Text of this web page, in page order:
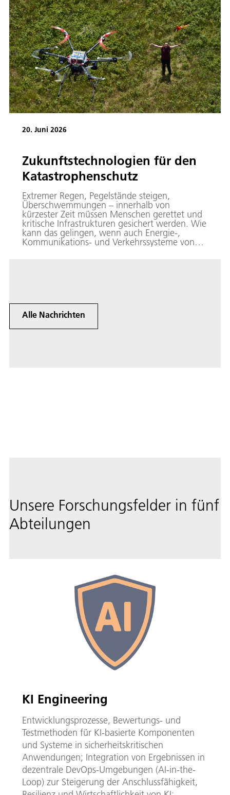
20. Juni 2026
Zukunftstechnologien für den
Katastrophenschutz
Extremer Regen, Pegelstände steigen,
Überschwemmungen – innerhalb von
kürzester Zeit müssen Menschen gerettet und
kritische Infrastrukturen gesichert werden. Wie
kann das gelingen, wenn auch Energie-,
Kommunikations- und Verkehrssysteme von
Alle Nachrichten
Unsere Forschungsfelder in fünf
Abteilungen
KI Engineering
Entwicklungsprozesse, Bewertungs- und
Testmethoden für KI-basierte Komponenten
und Systeme in sicherheitskritischen
Anwendungen; Integration von Ergebnissen in
dezentrale DevOps-Umgebungen (AI-in-the-
Loop) zur Steigerung der Anschlussfähigkeit,